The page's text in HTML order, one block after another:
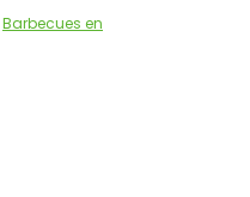
Barbecues en